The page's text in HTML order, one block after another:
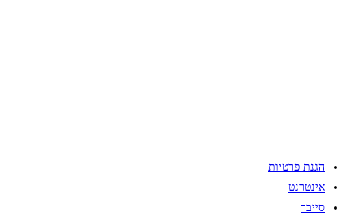
הגנת פרטיות
אינטרנט
סייבר